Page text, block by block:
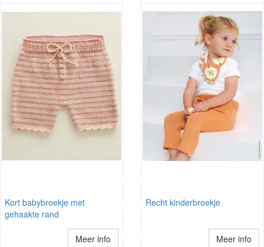
Kort babybroekje met
gehaakte rand
Meer info
Recht kinderbroekje
Meer info